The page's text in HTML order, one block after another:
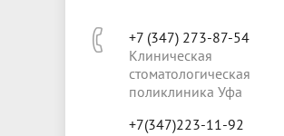
+7 (347) 273-87-54
Клиническая
стоматологическая
поликлиника Уфа
+7(347)223-11-92